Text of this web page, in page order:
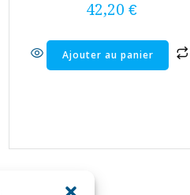
42,20 €
Ajouter au panier